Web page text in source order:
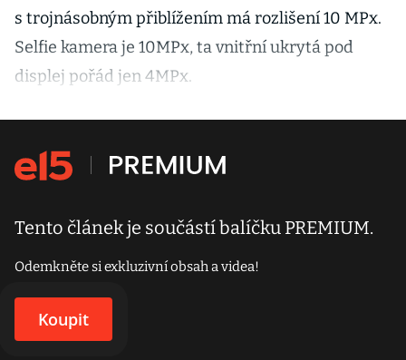
s trojnásobným přiblížením má rozlišení 10 MPx.
Selfie kamera je 10MPx, ta vnitřní ukrytá pod
displej pořád jen 4MPx.
Tento článek je součástí balíčku PREMIUM.
Odemkněte si exkluzivní obsah a videa!
Koupit